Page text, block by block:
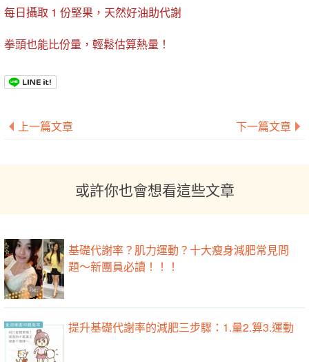
每日攝取 1 份堅果，天然好油助代謝
拳頭也能比份量，輕鬆估算熱量！
上一篇文章 下一篇文章
或許你也會想看這些文章
基礎代謝率？肌力運動？十大瘦身減肥常見問
題～新團員必讀！！！
提升基礎代謝率的減肥三步驟：1.量2.算3.運動